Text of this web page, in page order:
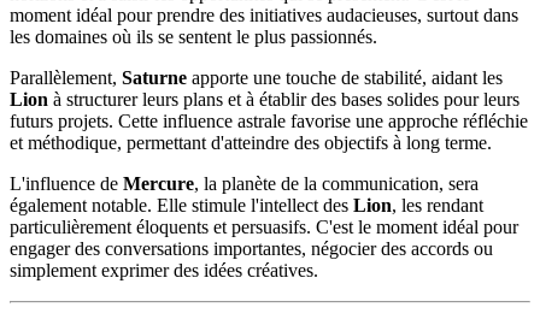
moment idéal pour prendre des initiatives audacieuses, surtout dans
les domaines où ils se sentent le plus passionnés.
Parallèlement, Saturne apporte une touche de stabilité, aidant les
Lion à structurer leurs plans et à établir des bases solides pour leurs
futurs projets. Cette influence astrale favorise une approche réfléchie
et méthodique, permettant d'atteindre des objectifs à long terme.
L'influence de Mercure, la planète de la communication, sera
également notable. Elle stimule l'intellect des Lion, les rendant
particulièrement éloquents et persuasifs. C'est le moment idéal pour
engager des conversations importantes, négocier des accords ou
simplement exprimer des idées créatives.